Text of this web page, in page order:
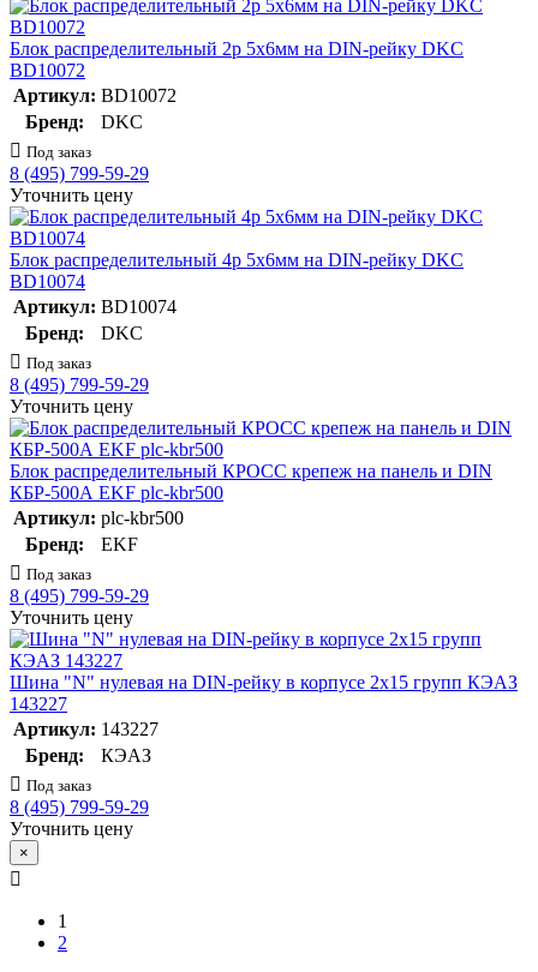
Блок распределительный 2p 5х6мм на DIN-рейку DKC
BD10072
Артикул: BD10072
Бренд:
DKC
Под заказ
8 (495) 799-59-29
Уточнить цену
Блок распределительный 4p 5х6мм на DIN-рейку DKC
BD10074
Артикул: BD10074
Бренд:
DKC
Под заказ
8 (495) 799-59-29
Уточнить цену
Блок распределительный КРОСС крепеж на панель и DIN
КБР-500А EKF plc-kbr500
Артикул: plc-kbr500
Бренд:
EKF
Под заказ
8 (495) 799-59-29
Уточнить цену
Шина "N" нулевая на DIN-рейку в корпусе 2х15 групп КЭАЗ
143227
Артикул: 143227
Бренд:
КЭАЗ
Под заказ
8 (495) 799-59-29
Уточнить цену
×
1
2